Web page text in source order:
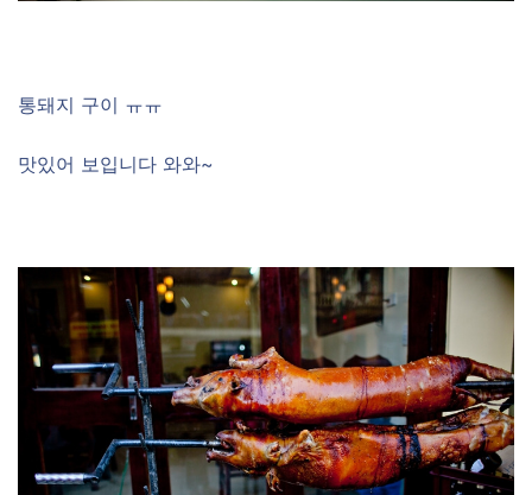
통돼지 구이 ㅠㅠ
맛있어 보입니다 와와~